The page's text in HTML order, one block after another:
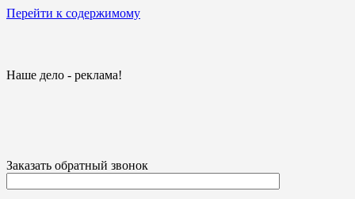
Перейти к содержимому
Наше дело - реклама!
Заказать обратный звонок